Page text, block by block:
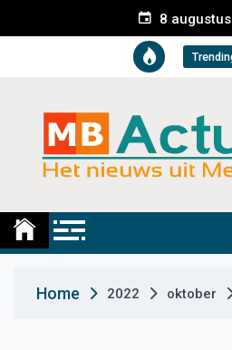
e
t
8
Medemblik
Home 2022 oktober